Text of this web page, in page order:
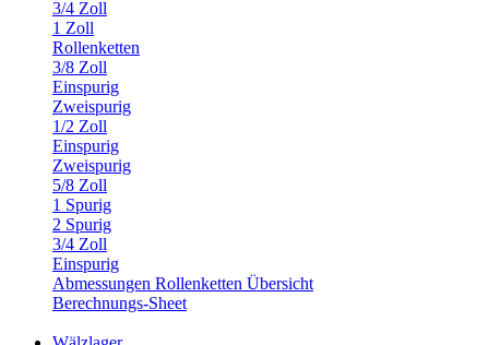
3/4 Zoll
1 Zoll
Rollenketten
3/8 Zoll
Einspurig
Zweispurig
1/2 Zoll
Einspurig
Zweispurig
5/8 Zoll
1 Spurig
2 Spurig
3/4 Zoll
Einspurig
Abmessungen Rollenketten Übersicht
Berechnungs-Sheet